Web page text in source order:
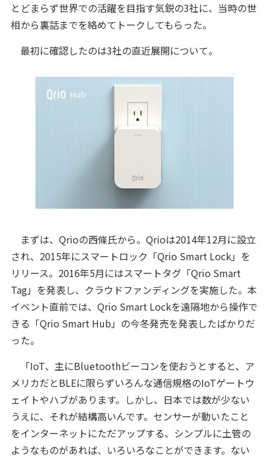
とどまらず世界での活躍を目指す気鋭の3社に、当時の世
相から裏話までを絡めてトークしてもらった。
最初に確認したのは3社の直近展開について。
まずは、Qrioの西條氏から。Qrioは2014年12月に設立
され、2015年にスマートロック「Qrio Smart Lock」を
リリース。2016年5月にはスマートタグ「Qrio Smart
Tag」を発表し、クラウドファンディングを実施した。本
イベント直前では、Qrio Smart Lockを遠隔地から操作で
きる「Qrio Smart Hub」の今冬発売を発表したばかりだ
った。
「IoT、主にBluetoothビーコンを使おうとすると、ア
メリカだとBLEに限らずいろんな通信規格のIoTゲートウ
ェイトやハブがあります。しかし、日本では数が少ない
うえに、それが結構高いんです。センサーが動いたこと
をインターネットにただアップする、シンプルに土管の
ようなものがあれば、いろいろなことができます。ない